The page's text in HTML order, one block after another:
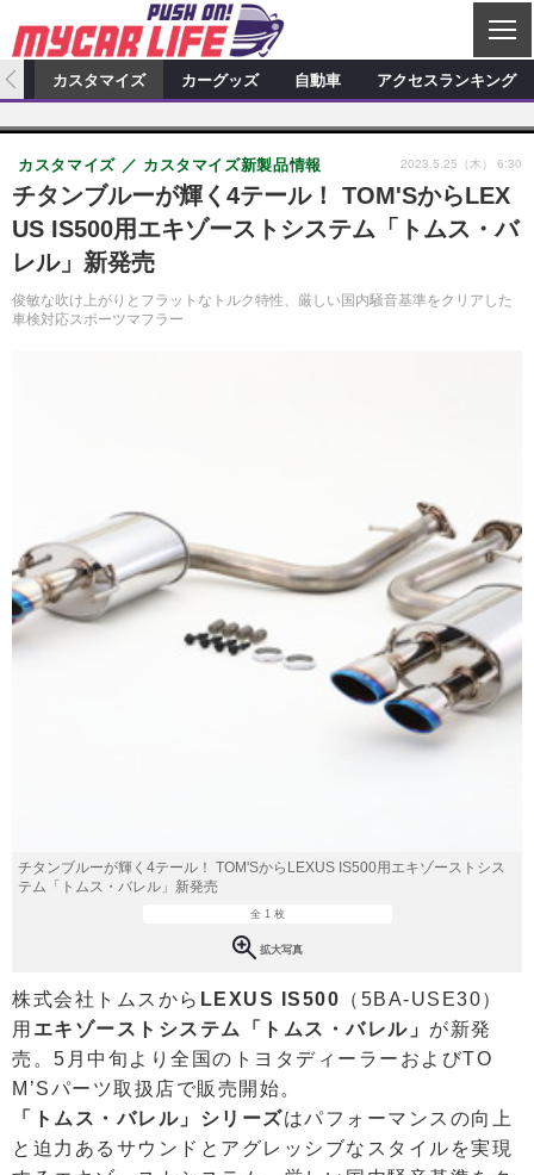
C
L
S
カーオーディオ
特集記事 新製品情報
プロショップ検索
カーオーディオニュース デモカー製作記
その他
カスタマイズ
カスタマイズ特集記事 カスタマイズ新製品情報
カスタマイズニュース
カーグッズ
カーグッズ特集記事 カーグッズ新製品情報
カーグッズニュース
自動車
スクープ
カスタマイズ カーグッズ 自動車 アクセスランキング
チタンブルーが輝く4テール！ TOM'SからLEX
US IS500用エキゾーストシステム「トムス・バ
レル」新発売
俊敏な吹け上がりとフラットなトルク特性、厳しい国内騒音基準をクリアした
車検対応スポーツマフラー
カスタマイズ カスタマイズ新製品情報 2023.5.25（木） 6:30
チタンブルーが輝く4テール！ TOM'SからLEXUS IS500用エキゾーストシス
テム「トムス・バレル」新発売
全 1 枚
拡大写真
株式会社トムスから LEXUS IS500 （5BA-USE30）
用 エキゾーストシステム「トムス・バレル」 が新発
売。5月中旬より全国のトヨタディーラーおよびTO
M’Sパーツ取扱店で販売開始。
「トムス・バレル」シリーズはパフォーマンスの向上
と迫力あるサウンドとアグレッシブなスタイルを実現